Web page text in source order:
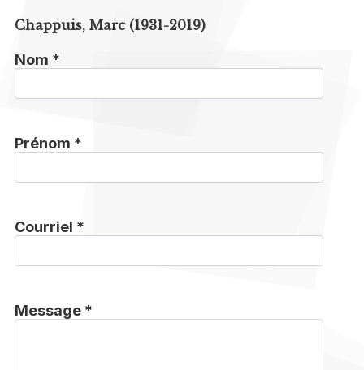
Chappuis, Marc (1931-2019)
Nom *
Prénom *
Courriel *
Message *